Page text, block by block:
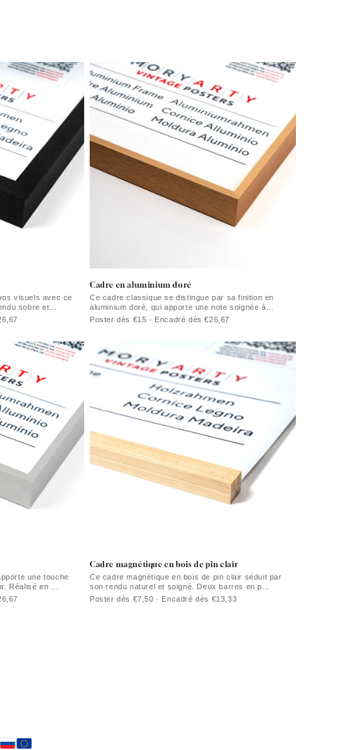
visuels avec ce
sobre et...
Cadre en aluminium doré
Ce cadre classique se distingue par sa finition en
aluminium doré, qui apporte une note soignée à...
Poster dès €15 · Encadré dès €26,67
une touche
Réalisé en ...
Cadre magnétique en bois de pin clair
Ce cadre magnétique en bois de pin clair séduit par
son rendu naturel et soigné. Deux barres en p...
Poster dès €7,50 · Encadré dès €13,33